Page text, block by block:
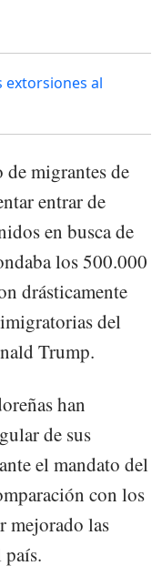
extorsiones al
migrantes de
entrar de
en busca de
los 500.000
drásticamente
del
Trump.
han
de sus
el mandato del
con los
mejorado las